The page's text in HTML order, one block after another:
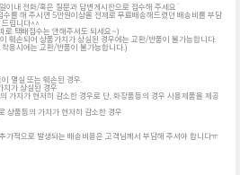
이내 전화/혹은 질문과 답변게시판으로 접수해 주세요`
를 해 주시면 5만원이상을 전제로 무료배송해드렸던 배송비를 부담
드립니다^^
로 택배접수는 안해주셔도 되세요~)
훼손되어 상품가치가 상실된 경우에는 교환/반품이 불가능합니다.
용시에는 교환/반품이 불가능합니다.)
멸실 또는 훼손된 경우.
치가 상실된 경우
가치가 현저히 감소한 경우로 단, 화장품등의 경우 시용제품을 제공
상품등의 가치가 현저히 감소한 경우
가적으로 발생되는 배송비용은 고객님께서 부담해 주셔야 합니다ㅠ